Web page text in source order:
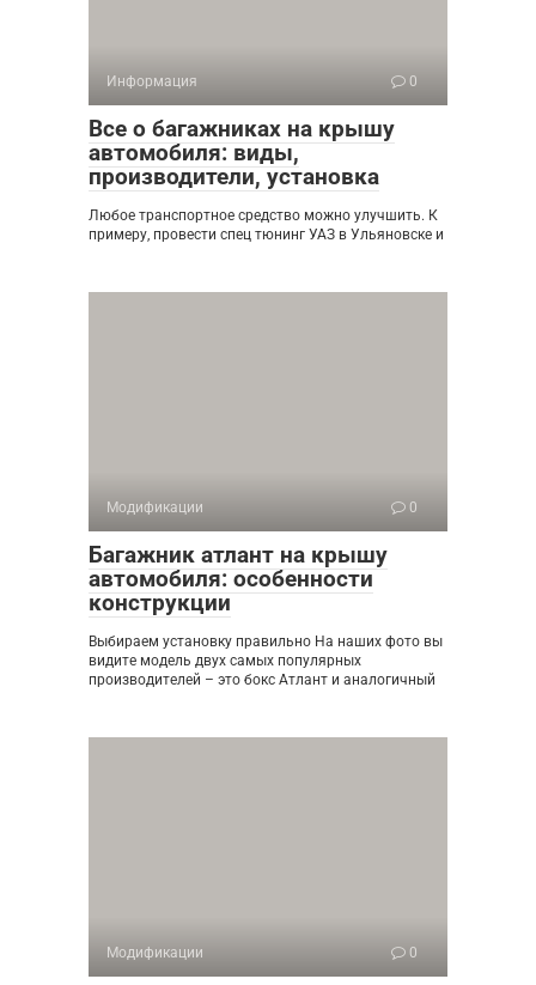
Информация 0
Все о багажниках на крышу
автомобиля: виды,
производители, установка
Любое транспортное средство можно улучшить. К
примеру, провести спец тюнинг УАЗ в Ульяновске и
Модификации 0
Багажник атлант на крышу
автомобиля: особенности
конструкции
Выбираем установку правильно На наших фото вы
видите модель двух самых популярных
производителей – это бокс Атлант и аналогичный
Модификации 0